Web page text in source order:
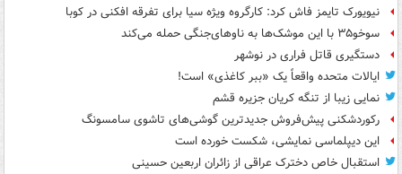
نیویورک تایمز فاش کرد: کارگروه ویژه سیا برای تفرقه افکنی در کوبا
سوخو۳۵ با این موشک‌ها به ناوهای‌جنگی حمله می‌کند
دستگیری قاتل فراری در نوشهر
ایالات متحده واقعاً یک «ببر کاغذی» است!
نمایی زیبا از تنگه کریان جزیره قشم
رکوردشکنی پیش‌فروش جدیدترین گوشی‌های تاشوی سامسونگ
این دیپلماسی نمایشی، شکست خورده است
استقبال خاص دخترک عراقی از زائران اربعین حسینی